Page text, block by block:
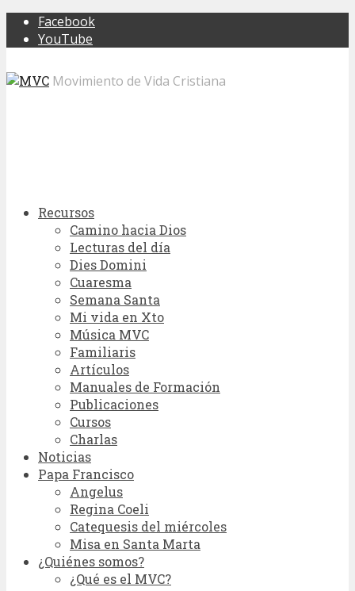
Facebook
YouTube
Movimiento de Vida Cristiana
Recursos
Camino hacia Dios
Lecturas del día
Dies Domini
Cuaresma
Semana Santa
Mi vida en Xto
Música MVC
Familiaris
Artículos
Manuales de Formación
Publicaciones
Cursos
Charlas
Noticias
Papa Francisco
Angelus
Regina Coeli
Catequesis del miércoles
Misa en Santa Marta
¿Quiénes somos?
¿Qué es el MVC?